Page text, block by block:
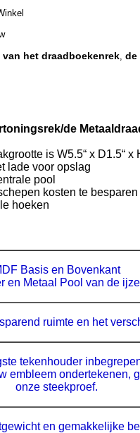
het draadboekenrek, de
de
is W5.5“ x D1.5“ x
lade voor opslag
pool
kosten te
hoeken
Basis en Bovenkant
en Metaal Pool van de
ruimte en het
tekenhouder
embleem ondertekenen,
onze steekproef.
en gemakkelijke